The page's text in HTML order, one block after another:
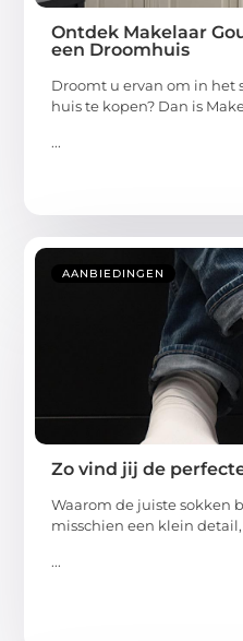
Ontdek Makelaar
een Droomhuis
Droomt u ervan om in het
huis te kopen? Dan is
...
AANBIEDINGEN
Zo vind jij de
Waarom de juiste sokken
misschien een klein
...